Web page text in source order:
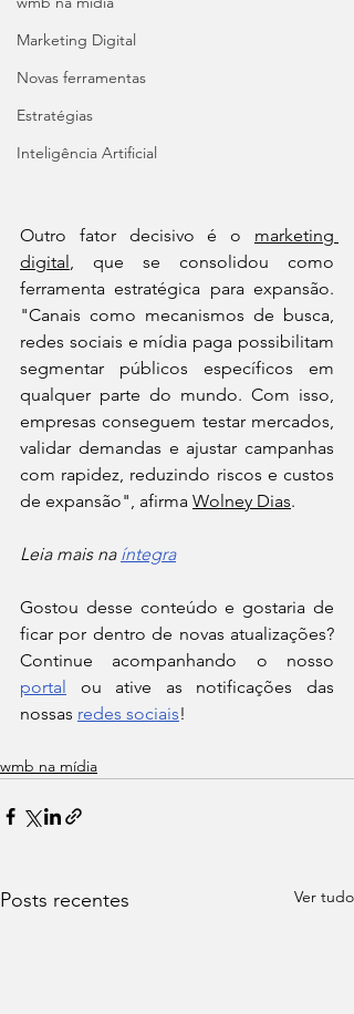
Marketing Digital
Novas ferramentas
Estratégias
Inteligência Artificial
Outro fator decisivo é o marketing
digital , que se consolidou como
ferramenta estratégica para expansão.
"Canais como mecanismos de busca,
redes sociais e mídia paga possibilitam
segmentar públicos específicos em
qualquer parte do mundo. Com isso,
empresas conseguem testar mercados,
validar demandas e ajustar campanhas
com rapidez, reduzindo riscos e custos
de expansão", afirma Wolney Dias.
Leia mais na íntegra
Gostou desse conteúdo e gostaria de
ficar por dentro de novas atualizações?
portal
ou ative as notificações das
nossas redes sociais!
wmb na mídia
Posts recentes Ver tudo